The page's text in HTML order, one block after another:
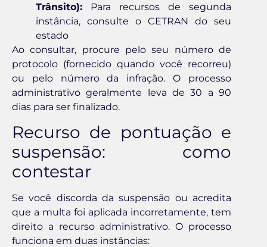
Trânsito): Para recursos de segunda
instância, consulte o CETRAN do seu
estado
Ao consultar, procure pelo seu número de
protocolo (fornecido quando você recorreu)
ou pelo número da infração. O processo
administrativo geralmente leva de 30 a 90
dias para ser finalizado.
Recurso de pontuação e
suspensão: como
contestar
Se você discorda da suspensão ou acredita
que a multa foi aplicada incorretamente, tem
direito a recurso administrativo. O processo
funciona em duas instâncias: